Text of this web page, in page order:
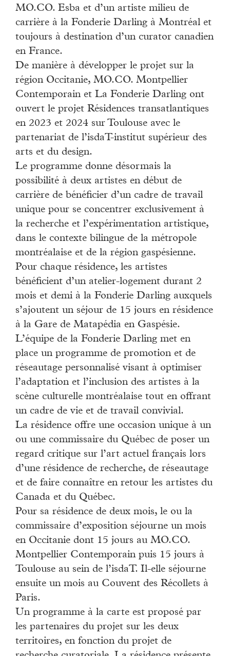
MO.CO. Esba et d’un artiste milieu de
carrière à la Fonderie Darling à Montréal et
toujours à destination d’un curator canadien
en France.
De manière à développer le projet sur la
région Occitanie, MO.CO. Montpellier
Contemporain et La Fonderie Darling ont
ouvert le projet Résidences transatlantiques
en 2023 et 2024 sur Toulouse avec le
partenariat de l’isdaT-institut supérieur des
arts et du design.
Le programme donne désormais la
possibilité à deux artistes en début de
carrière de bénéficier d’un cadre de travail
unique pour se concentrer exclusivement à
la recherche et l’expérimentation artistique,
dans le contexte bilingue de la métropole
montréalaise et de la région gaspésienne.
Pour chaque résidence, les artistes
bénéficient d’un atelier-logement durant 2
mois et demi à la Fonderie Darling auxquels
s’ajoutent un séjour de 15 jours en résidence
à la Gare de Matapédia en Gaspésie.
L’équipe de la Fonderie Darling met en
place un programme de promotion et de
réseautage personnalisé visant à optimiser
l’adaptation et l’inclusion des artistes à la
scène culturelle montréalaise tout en offrant
un cadre de vie et de travail convivial.
La résidence offre une occasion unique à un
ou une commissaire du Québec de poser un
regard critique sur l’art actuel français lors
d’une résidence de recherche, de réseautage
et de faire connaître en retour les artistes du
Canada et du Québec.
Pour sa résidence de deux mois, le ou la
commissaire d’exposition séjourne un mois
en Occitanie dont 15 jours au MO.CO.
Montpellier Contemporain puis 15 jours à
Toulouse au sein de l’isdaT. Il-elle séjourne
ensuite un mois au Couvent des Récollets à
Paris.
Un programme à la carte est proposé par
les partenaires du projet sur les deux
territoires, en fonction du projet de